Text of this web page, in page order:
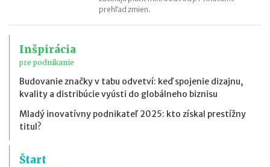
prehľad zmien.
Inšpirácia
pre podnikanie
Budovanie značky v tabu odvetví: keď spojenie dizajnu,
kvality a distribúcie vyústi do globálneho biznisu
Mladý inovatívny podnikateľ 2025: kto získal prestížny
titul?
Štart